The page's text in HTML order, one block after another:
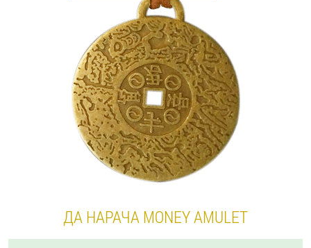
ДА НАРАЧА MONEY AMULET